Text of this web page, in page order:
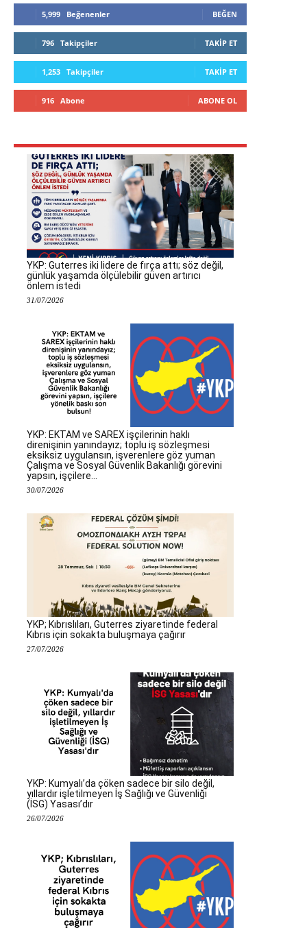
5,999 Beğenenler BEĞEN
796 Takipçiler TAKIP ET
1,253 Takipçiler TAKIP ET
916 Abone ABONE OL
YKP: Guterres iki lidere de fırça attı; söz değil,
günlük yaşamda ölçülebilir güven artırıcı
önlem istedi
31/07/2026
YKP: EKTAM ve SAREX işçilerinin haklı
direnişinin yanındayız; toplu iş sözleşmesi
eksiksiz uygulansın, işverenlere göz yuman
Çalışma ve Sosyal Güvenlik Bakanlığı görevini
yapsın, işçilere...
30/07/2026
YKP; Kıbrıslıları, Guterres ziyaretinde federal
Kıbrıs için sokakta buluşmaya çağırır
27/07/2026
YKP: Kumyalı’da çöken sadece bir silo değil,
yıllardır işletilmeyen İş Sağlığı ve Güvenliği
(İSG) Yasası’dır
26/07/2026